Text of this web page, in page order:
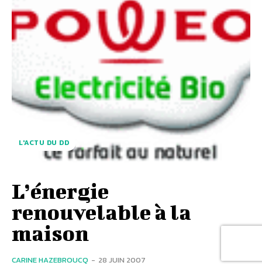
L'ACTU DU DD
L’énergie
renouvelable à la
maison
CARINE HAZEBROUCQ - 28 JUIN 2007